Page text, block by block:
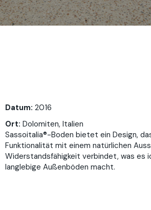
Datum: 2016
Ort: Dolomiten, Italien
Sassoitalia®-Boden bietet ein Design,
Funktionalität mit einem natürlichen
Widerstandsfähigkeit verbindet, was es
langlebige Außenböden macht.